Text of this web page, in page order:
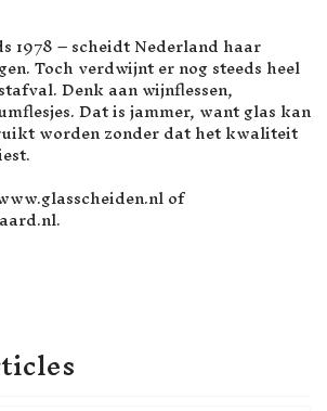
1978 – scheidt Nederland haar
Toch verdwijnt er nog steeds heel
Denk aan wijnflessen,
Dat is jammer, want glas kan
worden zonder dat het kwaliteit
of